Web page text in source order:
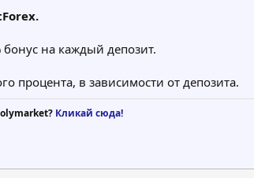
бонус на каждый депозит.
процента, в зависимости от депозита.
Кликай сюда!